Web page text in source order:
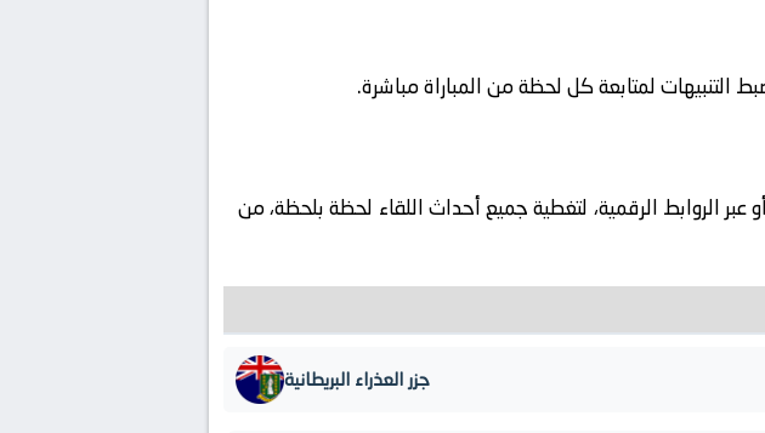
الروابط الرقمية، لتغطية جميع أحداث اللقاء لحظة بلحظة، من
جزر العذراء البريطانية